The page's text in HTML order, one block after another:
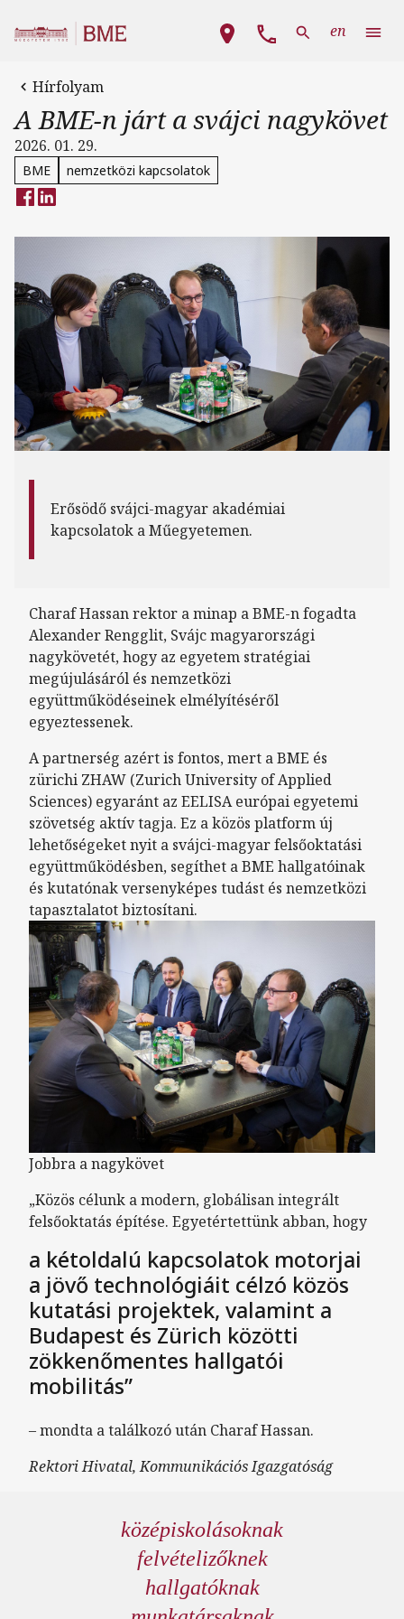
Fő navigáció
en
Hírfolyam
A BME-n járt a svájci nagykövet
2026. 01. 29.
BME nemzetközi kapcsolatok
Erősödő svájci-magyar akadémiai
kapcsolatok a Műegyetemen.
Charaf Hassan rektor a minap a BME-n fogadta
Alexander Rengglit, Svájc magyarországi
nagykövetét, hogy az egyetem stratégiai
megújulásáról és nemzetközi
együttműködéseinek elmélyítéséről
egyeztessenek.
A partnerség azért is fontos, mert a BME és
zürichi ZHAW (Zurich University of Applied
Sciences) egyaránt az EELISA európai egyetemi
szövetség aktív tagja. Ez a közös platform új
lehetőségeket nyit a svájci-magyar felsőoktatási
együttműködésben, segíthet a BME hallgatóinak
és kutatónak versenyképes tudást és nemzetközi
tapasztalatot biztosítani.
Jobbra a nagykövet
„Közös célunk a modern, globálisan integrált
felsőoktatás építése. Egyetértettünk abban, hogy
a kétoldalú kapcsolatok motorjai
a jövő technológiáit célzó közös
kutatási projektek, valamint a
Budapest és Zürich közötti
zökkenőmentes hallgatói
mobilitás”
– mondta a találkozó után Charaf Hassan.
Rektori Hivatal, Kommunikációs Igazgatóság
középiskolásoknak
felvételizőknek
hallgatóknak